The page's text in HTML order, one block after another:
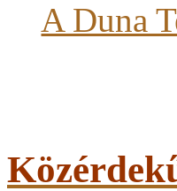
A Duna